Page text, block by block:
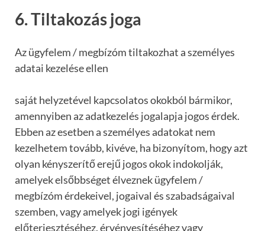
6. Tiltakozás joga
Az ügyfelem / megbízóm tiltakozhat a személyes
adatai kezelése ellen
saját helyzetével kapcsolatos okokból bármikor,
amennyiben az adatkezelés jogalapja jogos érdek.
Ebben az esetben a személyes adatokat nem
kezelhetem tovább, kivéve, ha bizonyítom, hogy azt
olyan kényszerítő erejű jogos okok indokolják,
amelyek elsőbbséget élveznek ügyfelem /
megbízóm érdekeivel, jogaival és szabadságaival
szemben, vagy amelyek jogi igények
előterjesztéséhez, érvényesítéséhez vagy